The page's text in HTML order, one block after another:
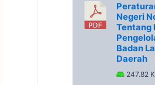
Negeri
Tentang
Badan
Daerah
247.82